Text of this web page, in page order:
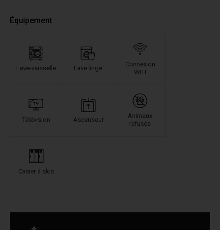
Équipement
Lave-vaisselle Lave linge
Connexion
WIFI
Télévision Ascenseur
Animaux
refusés
Casier à skis